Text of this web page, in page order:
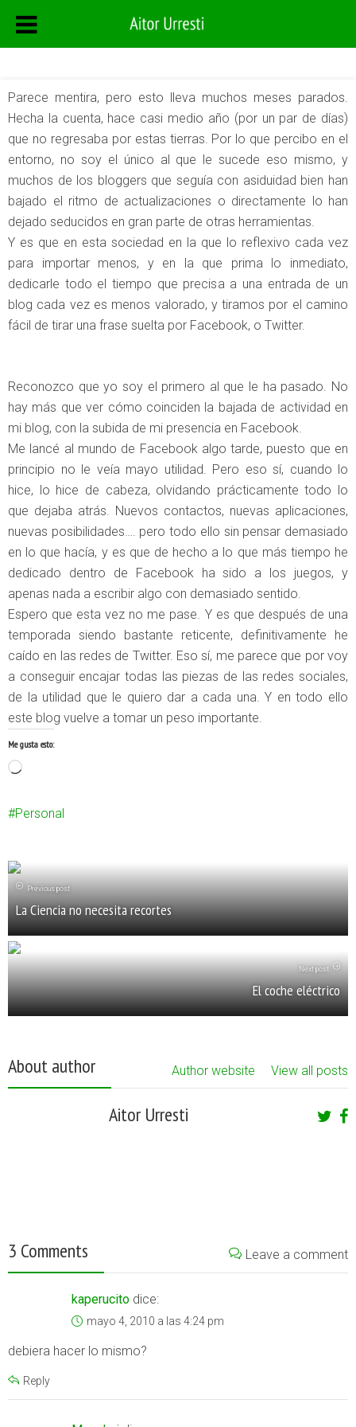
Parece mentira, pero esto lleva muchos meses parados.
Hecha la cuenta, hace casi medio año (por un par de días)
que no regresaba por estas tierras. Por lo que percibo en el
entorno, no soy el único al que le sucede eso mismo, y
muchos de los bloggers que seguía con asiduidad bien han
bajado el ritmo de actualizaciones o directamente lo han
dejado seducidos en gran parte de otras herramientas.
Y es que en esta sociedad en la que lo reflexivo cada vez
para importar menos, y en la que prima lo inmediato,
dedicarle todo el tiempo que precisa a una entrada de un
blog cada vez es menos valorado, y tiramos por el camino
fácil de tirar una frase suelta por Facebook, o Twitter.
Reconozco que yo soy el primero al que le ha pasado. No
hay más que ver cómo coinciden la bajada de actividad en
mi blog, con la subida de mi presencia en Facebook.
Me lancé al mundo de Facebook algo tarde, puesto que en
principio no le veía mayo utilidad. Pero eso sí, cuando lo
hice, lo hice de cabeza, olvidando prácticamente todo lo
que dejaba atrás. Nuevos contactos, nuevas aplicaciones,
nuevas posibilidades…. pero todo ello sin pensar demasiado
en lo que hacía, y es que de hecho a lo que más tiempo he
dedicado dentro de Facebook ha sido a los juegos, y
apenas nada a escribir algo con demasiado sentido.
Espero que esta vez no me pase. Y es que después de una
temporada siendo bastante reticente, definitivamente he
caído en las redes de Twitter. Eso sí, me parece que por voy
a conseguir encajar todas las piezas de las redes sociales,
de la utilidad que le quiero dar a cada una. Y en todo ello
este blog vuelve a tomar un peso importante.
Me gusta esto:
Cargando...
Personal
Previous post
La Ciencia no necesita recortes
Next post
El coche eléctrico
About author View all posts
Author website
Aitor Urresti
3 Comments Leave a comment
kaperucito dice:
mayo 4, 2010 a las 4:24 pm
debiera hacer lo mismo?
Reply